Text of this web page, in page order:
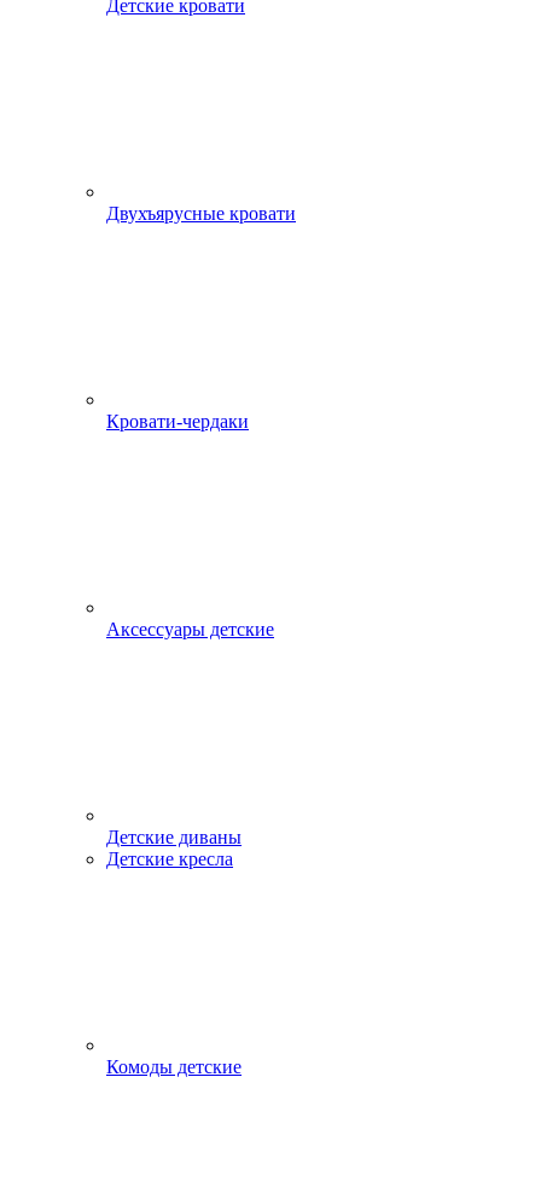
Детские кровати
Двухъярусные кровати
Кровати-чердаки
Аксессуары детские
Детские диваны
Детские кресла
Комоды детские